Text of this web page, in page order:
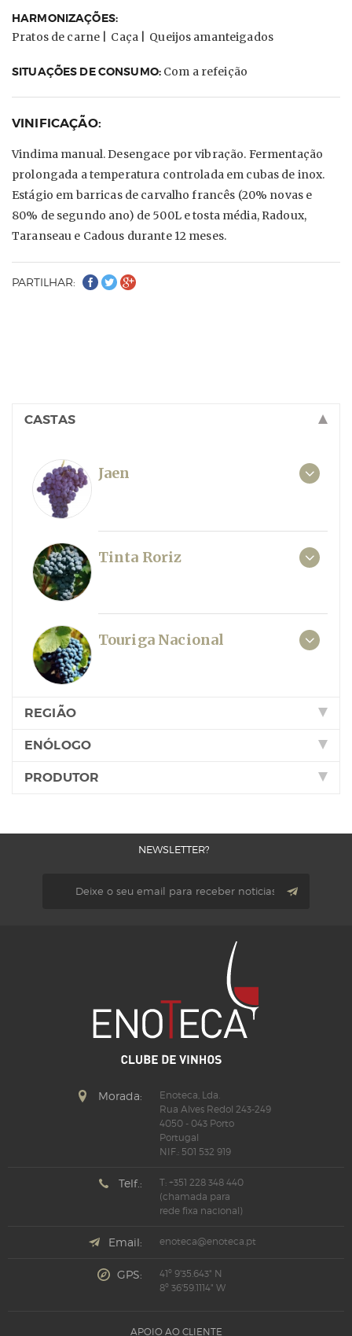
HARMONIZAÇÕES:
Pratos de carne |
Caça | Queijos amanteigados
SITUAÇÕES DE CONSUMO: Com a refeição
VINIFICAÇÃO:
Vindima manual. Desengace por vibração. Fermentação
prolongada a temperatura controlada em cubas de inox.
Estágio em barricas de carvalho francês (20% novas e
80% de segundo ano) de 500L e tosta média, Radoux,
Taranseau e Cadous durante 12 meses.
PARTILHAR:
CASTAS
Jaen
Tinta Roriz
Touriga Nacional
REGIÃO
ENÓLOGO
PRODUTOR
NEWSLETTER?
Morada:
Enoteca, Lda.
Rua Alves Redol 243-249
4050 - 043 Porto
Portugal
NIF.: 501 532 919
Telf.:
T: +351 228 348 440
(chamada para
rede fixa nacional)
Email: enoteca@enoteca.pt
GPS:
41º 9'35.643" N
8º 36'59.1114" W
APOIO AO CLIENTE